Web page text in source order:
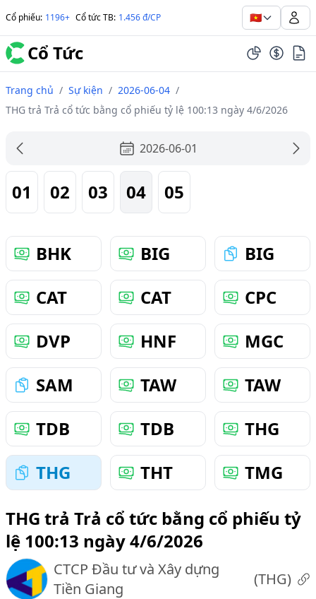
Cổ phiếu: 1196+ Cổ tức TB: 1.456 đ/CP 🇻🇳
Cổ Tức
Trang chủ / Sự kiện / 2026-06-04 /
THG trả Trả cổ tức bằng cổ phiếu tỷ lệ 100:13 ngày 4/6/2026
2026-06-01
01 02 03 04 05
BHK BIG
BIG
CAT
CAT
CPC
DVP
HNF
MGC
SAM
TAW
TAW
TDB
TDB
THG
THG
THT
TMG
THG trả Trả cổ tức bằng cổ phiếu tỷ
lệ 100:13 ngày 4/6/2026
CTCP Đầu tư và Xây dựng
Tiền Giang
(THG)